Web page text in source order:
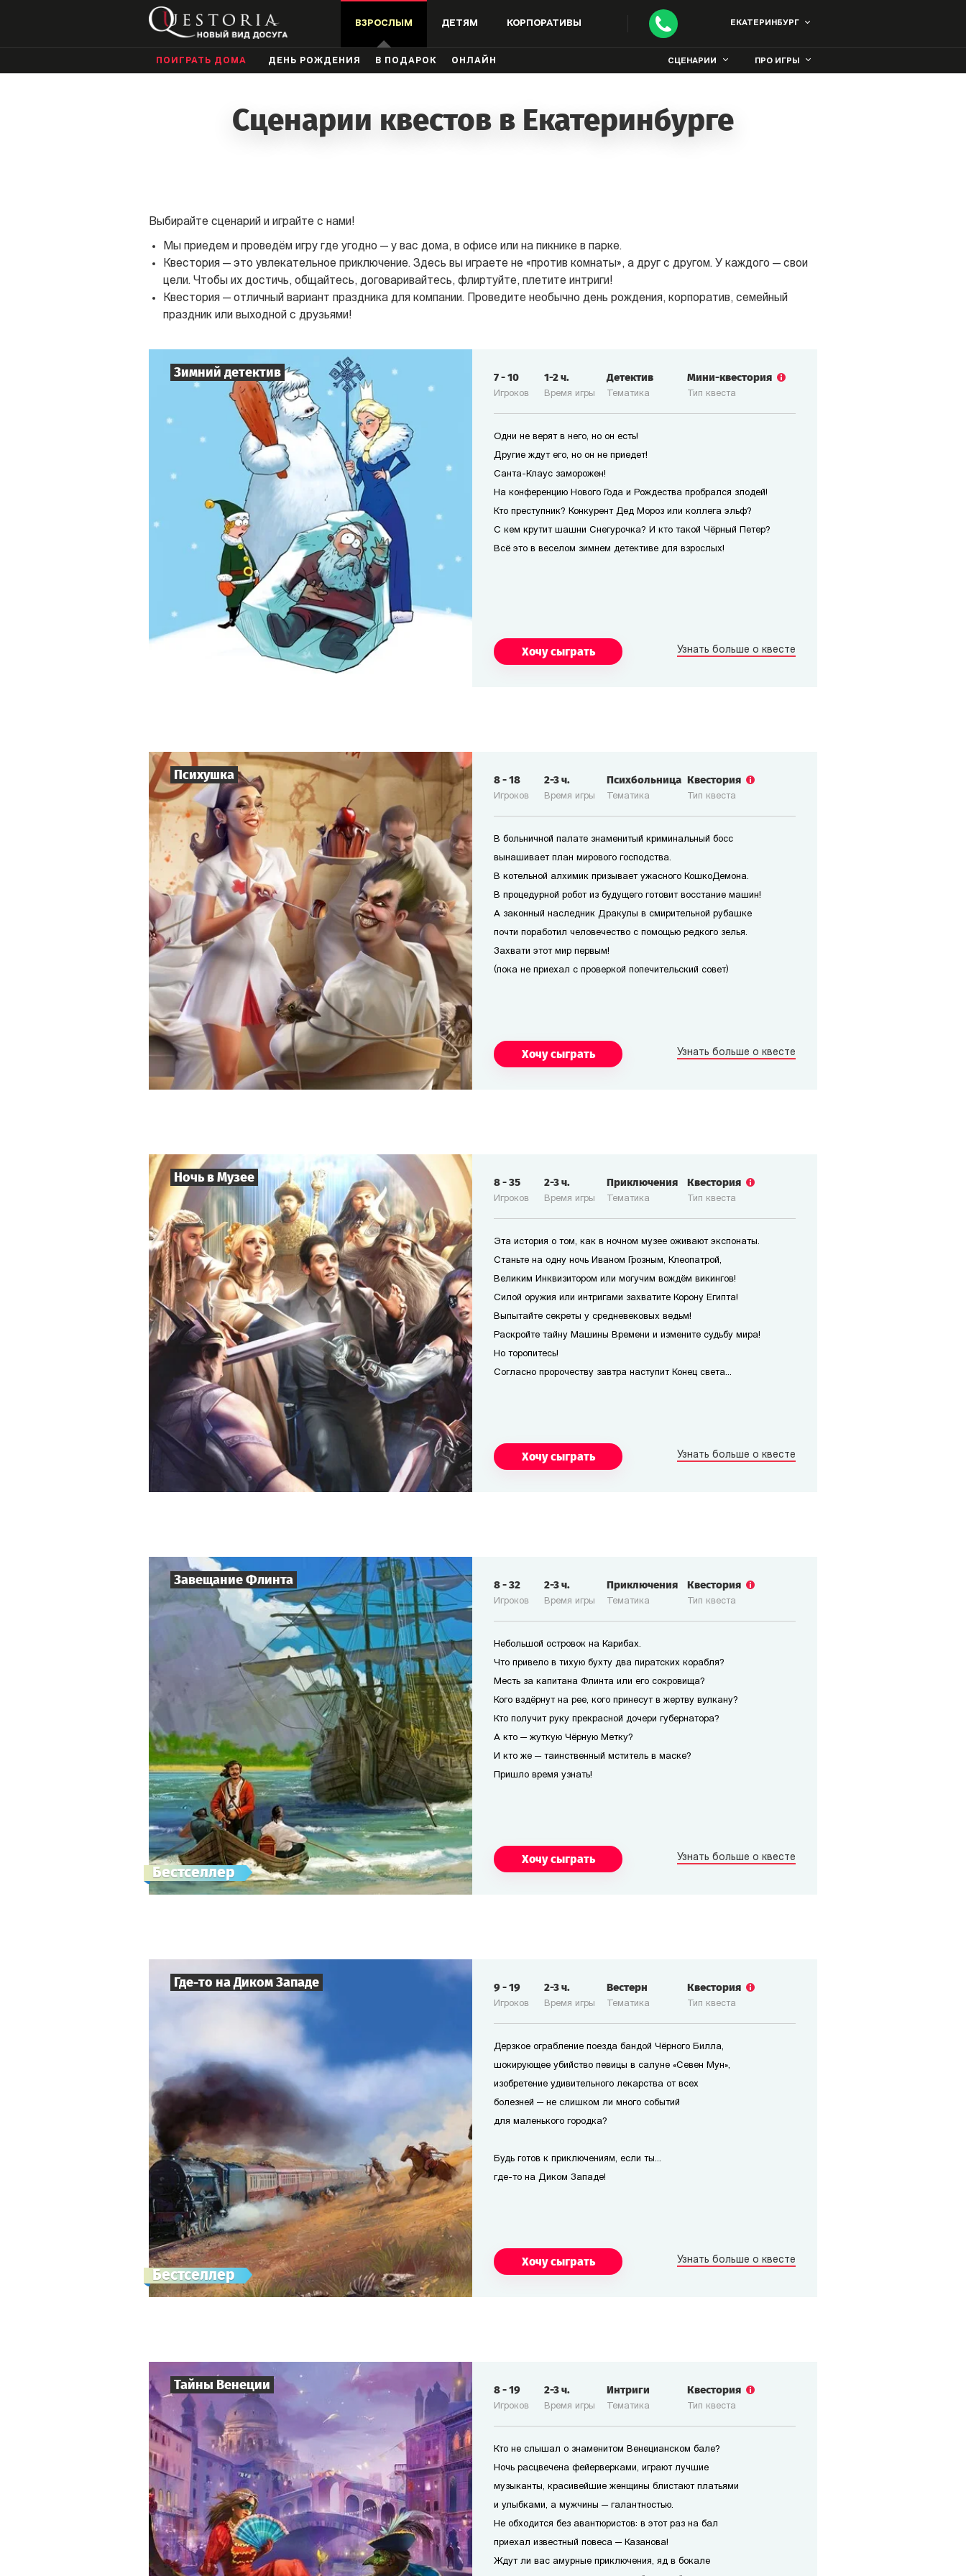
ВЗРОСЛЫМ ДЕТЯМ КОРПОРАТИВЫ ЕКАТЕРИНБУРГ
ПОИГРАТЬ ДОМА ДЕНЬ РОЖДЕНИЯ В ПОДАРОК ОНЛАЙН СЦЕНАРИИ ПРО ИГРЫ
Сценарии квестов в Екатеринбурге
Выбирайте сценарий и играйте с нами!
Мы приедем и проведём игру где угодно — у вас дома, в офисе или на пикнике в парке.
Квестория — это увлекательное приключение. Здесь вы играете не «против комнаты», а друг с другом. У каждого — свои
цели. Чтобы их достичь, общайтесь, договаривайтесь, флиртуйте, плетите интриги!
Квестория — отличный вариант праздника для компании. Проведите необычно день рождения, корпоратив, семейный
праздник или выходной с друзьями!
Зимний детектив
Игроков
7-10
Время игры
1-2ч.
Тематика
Детектив
Тип квеста
Мини-квестория
Одни не верят в него, но он есть!
Другие ждут его, но он не приедет!
Санта-Клаус заморожен!
На конференцию Нового Года и Рождества пробрался злодей!
Кто преступник? Конкурент Дед Мороз или коллега эльф?
С кем крутит шашни Снегурочка? И кто такой Чёрный Петер?
Всё это в веселом зимнем детективе для взрослых!
Хочу сыграть Узнать больше о квесте
Психушка
Игроков
8-18
Время игры
2-3ч.
Тематика
Психбольница
Тип квеста
Квестория
В больничной палате знаменитый криминальный босс
вынашивает план мирового господства.
В котельной алхимик призывает ужасного КошкоДемона.
В процедурной робот из будущего готовит восстание машин!
А законный наследник Дракулы в смирительной рубашке
почти поработил человечество с помощью редкого зелья.
Захвати этот мир первым!
(пока не приехал с проверкой попечительский совет)
Хочу сыграть Узнать больше о квесте
Ночь в Музее
Игроков
8-35
Время игры
2-3ч.
Тематика
Приключения
Тип квеста
Квестория
Эта история о том, как в ночном музее оживают экспонаты.
Станьте на одну ночь Иваном Грозным, Клеопатрой,
Великим Инквизитором или могучим вождём викингов!
Силой оружия или интригами захватите Корону Египта!
Выпытайте секреты у средневековых ведьм!
Раскройте тайну Машины Времени и измените судьбу мира!
Но торопитесь!
Согласно пророчеству завтра наступит Конец света...
Хочу сыграть Узнать больше о квесте
Завещание Флинта
Бестселлер
Игроков
8-32
Время игры
2-3ч.
Тематика
Приключения
Тип квеста
Квестория
Небольшой островок на Карибах.
Что привело в тихую бухту два пиратских корабля?
Месть за капитана Флинта или его сокровища?
Кого вздёрнут на рее, кого принесут в жертву вулкану?
Кто получит руку прекрасной дочери губернатора?
А кто — жуткую Чёрную Метку?
И кто же — таинственный мститель в маске?
Пришло время узнать!
Хочу сыграть Узнать больше о квесте
Где-то на Диком Западе
Бестселлер
Игроков
9-19
Время игры
2-3ч.
Тематика
Вестерн
Тип квеста
Квестория
Дерзкое ограбление поезда бандой Чёрного Билла,
шокирующее убийство певицы в салуне «Севен Мун»,
изобретение удивительного лекарства от всех
болезней — не слишком ли много событий
для маленького городка?
Будь готов к приключениям, если ты...
где-то на Диком Западе!
Хочу сыграть Узнать больше о квесте
Тайны Венеции
Игроков
8-19
Время игры
2-3ч.
Тематика
Интриги
Тип квеста
Квестория
Кто не слышал о знаменитом Венецианском бале?
Ночь расцвечена фейерверками, играют лучшие
музыканты, красивейшие женщины блистают платьями
и улыбками, а мужчины — галантностью.
Не обходится без авантюристов: в этот раз на бал
приехал известный повеса — Казанова!
Ждут ли вас амурные приключения, яд в бокале